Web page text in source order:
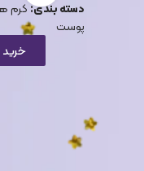
دسته بندی:کرم
پوست
خرید